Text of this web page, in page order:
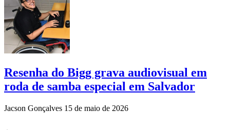
Resenha do Bigg grava audiovisual em
roda de samba especial em Salvador
Jacson Gonçalves 15 de maio de 2026